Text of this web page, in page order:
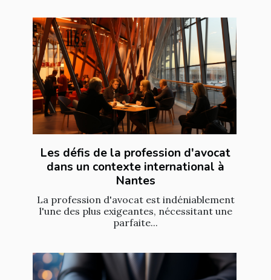
Les défis de la profession d'avocat
dans un contexte international à
Nantes
La profession d'avocat est indéniablement
l'une des plus exigeantes, nécessitant une
parfaite...